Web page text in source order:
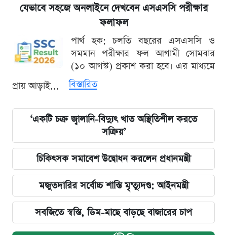
যেভাবে সহজে অনলাইনে দেখবেন এসএসসি পরীক্ষার
ফলাফল
পার্থ হক: চলতি বছরের এসএসসি ও
সমমান পরীক্ষার ফল আগামী সোমবার
(১০ আগস্ট) প্রকাশ করা হবে। এর মাধ্যমে
প্রায় আড়াই...
বিস্তারিত
‘একটি চক্র জ্বালানি-বিদ্যুৎ খাত অস্থিতিশীল করতে
সক্রিয়’
চিকিৎসক সমাবেশ উদ্বোধন করলেন প্রধানমন্ত্রী
মজুতদারির সর্বোচ্চ শাস্তি মৃ'ত্যুদণ্ড: আইনমন্ত্রী
সবজিতে স্বস্তি, ডিম-মাছে বাড়ছে বাজারের চাপ